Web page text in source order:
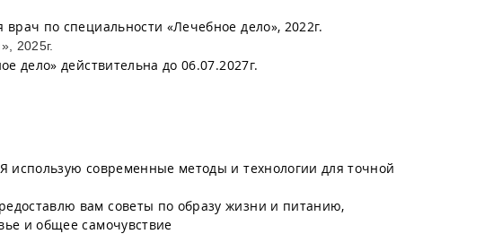
по специальности «Лечебное дело», 2022г.
2025г.
дело» действительна до 06.07.2027г.
использую современные методы и технологии для точной
вам советы по образу жизни и питанию,
и общее самочувствие